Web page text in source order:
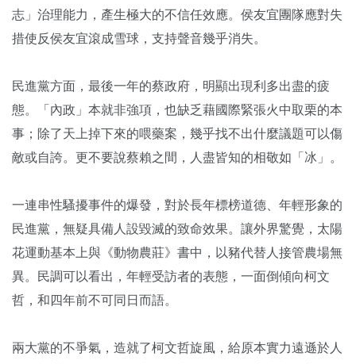
志」治理能力，產生極大的不信任效應。侯友宜團隊應對失
措使反侯友宜滾成雪球，支持聲音幾乎消失。
民進黨方面，最後一年的蔡政府，明顯出現利多出盡的疲
態。「內政」本就非強項，也缺乏藉國際緊張火中取栗的本
事；除了天上掉下來的喂藥案，幾乎找不出什麼議題可以傷
敵或自誇。更不要說蔡賴之間，人盡皆知的相敬如「冰」。
一連串性騷擾事件的爆發，對於長年標榜道德、年輕形象的
民進黨，無疑具備人設毀滅的致命效果。讓外界驚覺，太陽
花運動基本上與《動物農莊》書中，以豬代替人接管農場無
異。民調可以看出，年輕受訪者的表態，一面倒傾向柯文
哲，和四年前不可同日而語。
兩大黨的不爭氣，造就了柯文哲旋風，給原本實力遠遜於人